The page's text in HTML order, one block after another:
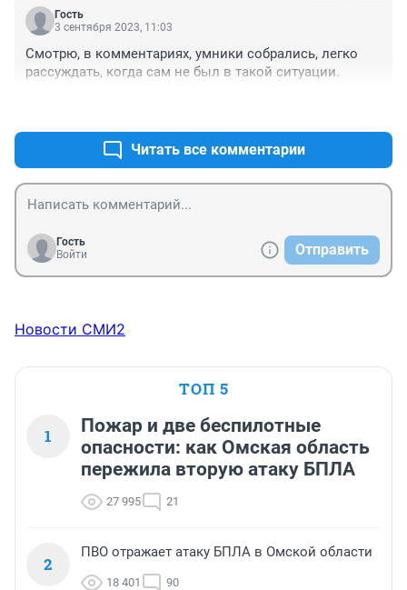
Гость
3 сентября 2023, 11:03
Смотрю, в комментариях, умники собрались, легко
рассуждать, когда сам не был в такой ситуации.
Читать все комментарии
Гость
Войти
Отправить
Новости СМИ2
ТОП 5
1
Пожар и две беспилотные
опасности: как Омская область
пережила вторую атаку БПЛА
27 995 21
2
ПВО отражает атаку БПЛА в Омской области
18 401 90